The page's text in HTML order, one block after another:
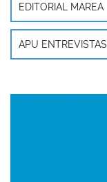
EDITORIAL MAREA
APU ENTREVISTAS